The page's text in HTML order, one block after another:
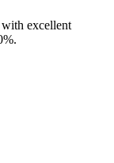
with excellent